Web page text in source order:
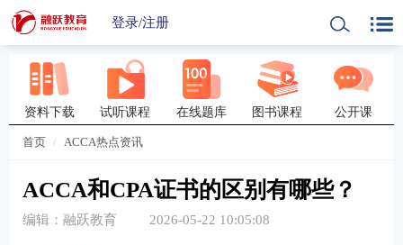
登录/注册
资料下载 试听课程 在线题库 图书课程 公开课
首页 ACCA热点资讯
ACCA和CPA证书的区别有哪些？
编辑：融跃教育 2026-05-22 10:05:08